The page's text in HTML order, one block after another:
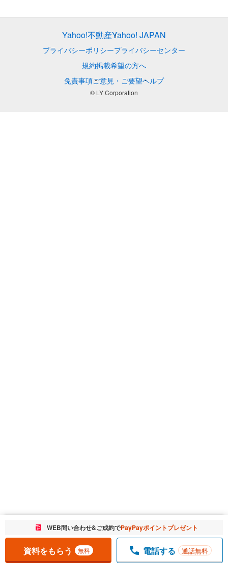
お気に入りに追加しました。 一覧を開く
WEB問い合わせ&ご成約でPayPayポイントプレゼント
資料をもらう 無料 電話する 通話無料
Yahoo!不動産Yahoo! JAPAN
プライバシーポリシープライバシーセンター
規約掲載希望の方へ
免責事項ご意見・ご要望ヘルプ
© LY Corporation